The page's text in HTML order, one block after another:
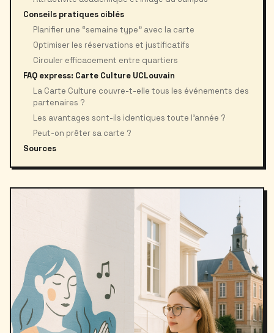
Conseils pratiques ciblés
Planifier une “semaine type” avec la carte
Optimiser les réservations et justificatifs
Circuler efficacement entre quartiers
FAQ express: Carte Culture UCLouvain
La Carte Culture couvre-t-elle tous les événements des
partenaires ?
Les avantages sont-ils identiques toute l’année ?
Peut-on prêter sa carte ?
Sources